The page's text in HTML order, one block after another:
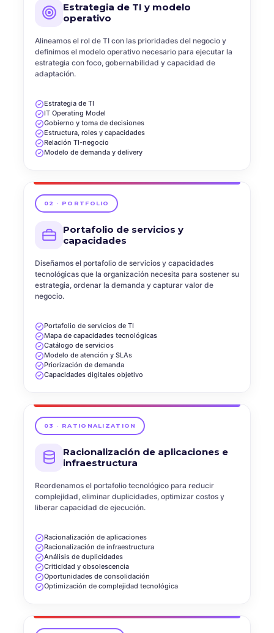
Estrategia de TI y modelo
operativo
Alineamos el rol de TI con las prioridades del negocio y
definimos el modelo operativo necesario para ejecutar la
estrategia con foco, gobernabilidad y capacidad de
adaptación.
Estrategia de TI
IT Operating Model
Gobierno y toma de decisiones
Estructura, roles y capacidades
Relación TI-negocio
Modelo de demanda y delivery
02 · PORTFOLIO
Portafolio de servicios y
capacidades
Diseñamos el portafolio de servicios y capacidades
tecnológicas que la organización necesita para sostener su
estrategia, ordenar la demanda y capturar valor de
negocio.
Portafolio de servicios de TI
Mapa de capacidades tecnológicas
Catálogo de servicios
Modelo de atención y SLAs
Priorización de demanda
Capacidades digitales objetivo
03 · RATIONALIZATION
Racionalización de aplicaciones e
infraestructura
Reordenamos el portafolio tecnológico para reducir
complejidad, eliminar duplicidades, optimizar costos y
liberar capacidad de ejecución.
Racionalización de aplicaciones
Racionalización de infraestructura
Análisis de duplicidades
Criticidad y obsolescencia
Oportunidades de consolidación
Optimización de complejidad tecnológica